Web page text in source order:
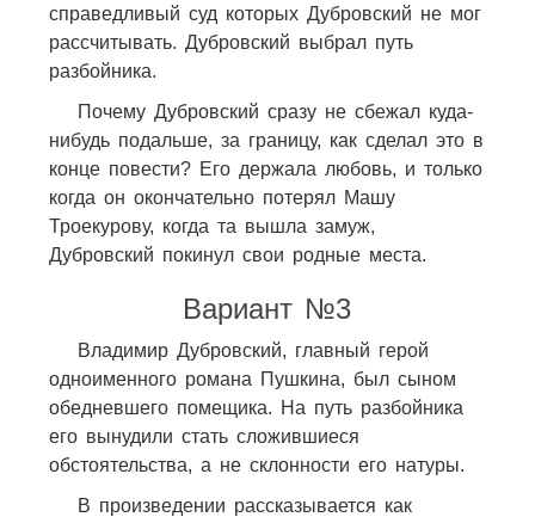
справедливый суд которых Дубровский не мог
рассчитывать. Дубровский выбрал путь
разбойника.
Почему Дубровский сразу не сбежал куда-
нибудь подальше, за границу, как сделал это в
конце повести? Его держала любовь, и только
когда он окончательно потерял Машу
Троекурову, когда та вышла замуж,
Дубровский покинул свои родные места.
Вариант №3
Владимир Дубровский, главный герой
одноименного романа Пушкина, был сыном
обедневшего помещика. На путь разбойника
его вынудили стать сложившиеся
обстоятельства, а не склонности его натуры.
В произведении рассказывается как